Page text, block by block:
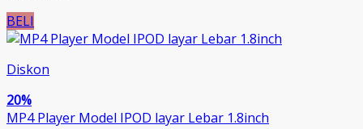
BELI
Diskon
20%
MP4 Player Model IPOD layar Lebar 1.8inch